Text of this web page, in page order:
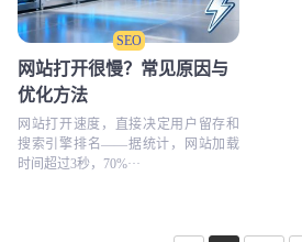
SEO
网站打开很慢？常见原因与
优化方法
网站打开速度，直接决定用户留存和
搜索引擎排名——据统计，网站加载
时间超过3秒，70%···